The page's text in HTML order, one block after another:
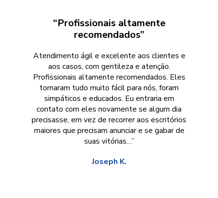
“Profissionais altamente
recomendados”
Atendimento ágil e excelente aos clientes e
aos casos, com gentileza e atenção.
Profissionais altamente recomendados. Eles
tornaram tudo muito fácil para nós, foram
simpáticos e educados. Eu entraria em
contato com eles novamente se algum dia
precisasse, em vez de recorrer aos escritórios
maiores que precisam anunciar e se gabar de
suas vitórias…”
Joseph K.